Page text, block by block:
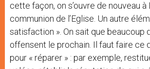
cette façon, on s’ouvre de nouveau à
communion de l’Eglise. Un autre
satisfaction ». On sait que beaucoup
offensent le prochain. Il faut faire ce
pour « réparer » : par exemple,